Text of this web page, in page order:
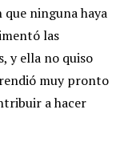
ninguna haya
las
y ella no quiso
muy pronto
a hacer